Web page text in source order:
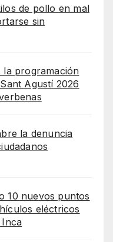
de pollo en mal
sin
la programación
Agustí 2026
la denuncia
10 nuevos puntos
eléctricos